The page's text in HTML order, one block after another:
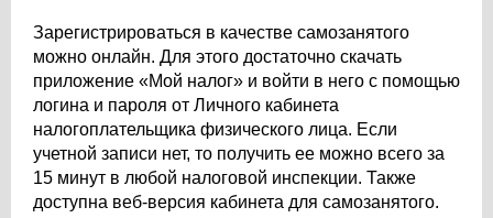
Зарегистрироваться в качестве самозанятого
можно онлайн. Для этого достаточно скачать
приложение «Мой налог» и войти в него с помощью
логина и пароля от Личного кабинета
налогоплательщика физического лица. Если
учетной записи нет, то получить ее можно всего за
15 минут в любой налоговой инспекции. Также
доступна веб-версия кабинета для самозанятого.